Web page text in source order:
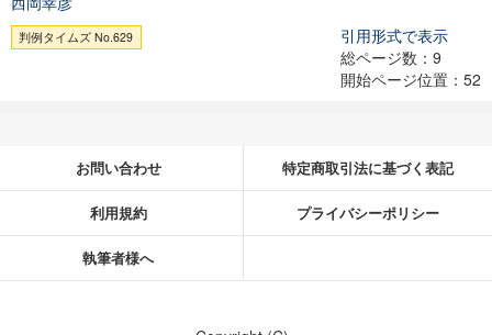
判例タイムズ No.629
引用形式で表示
総ページ数：9
開始ページ位置：52
お問い合わせ 特定商取引法に基づく表記
利用規約 プライバシーポリシー
執筆者様へ